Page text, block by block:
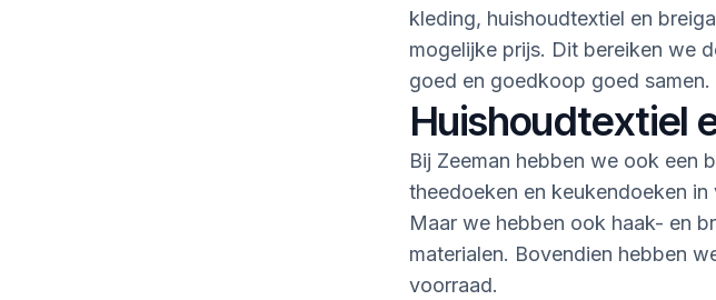
kleding, huishoudtextiel en
mogelijke prijs. Dit bereiken we
goed en goedkoop goed samen.
Huishoudtextiel
Bij Zeeman hebben we ook een
theedoeken en keukendoeken
Maar we hebben ook haak- en
materialen. Bovendien hebben
voorraad.